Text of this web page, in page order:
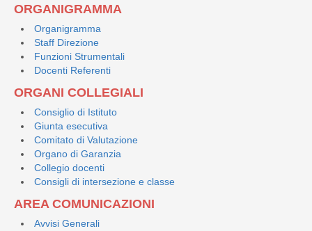
ORGANIGRAMMA
Organigramma
Staff Direzione
Funzioni Strumentali
Docenti Referenti
ORGANI COLLEGIALI
Consiglio di Istituto
Giunta esecutiva
Comitato di Valutazione
Organo di Garanzia
Collegio docenti
Consigli di intersezione e classe
AREA COMUNICAZIONI
Avvisi Generali